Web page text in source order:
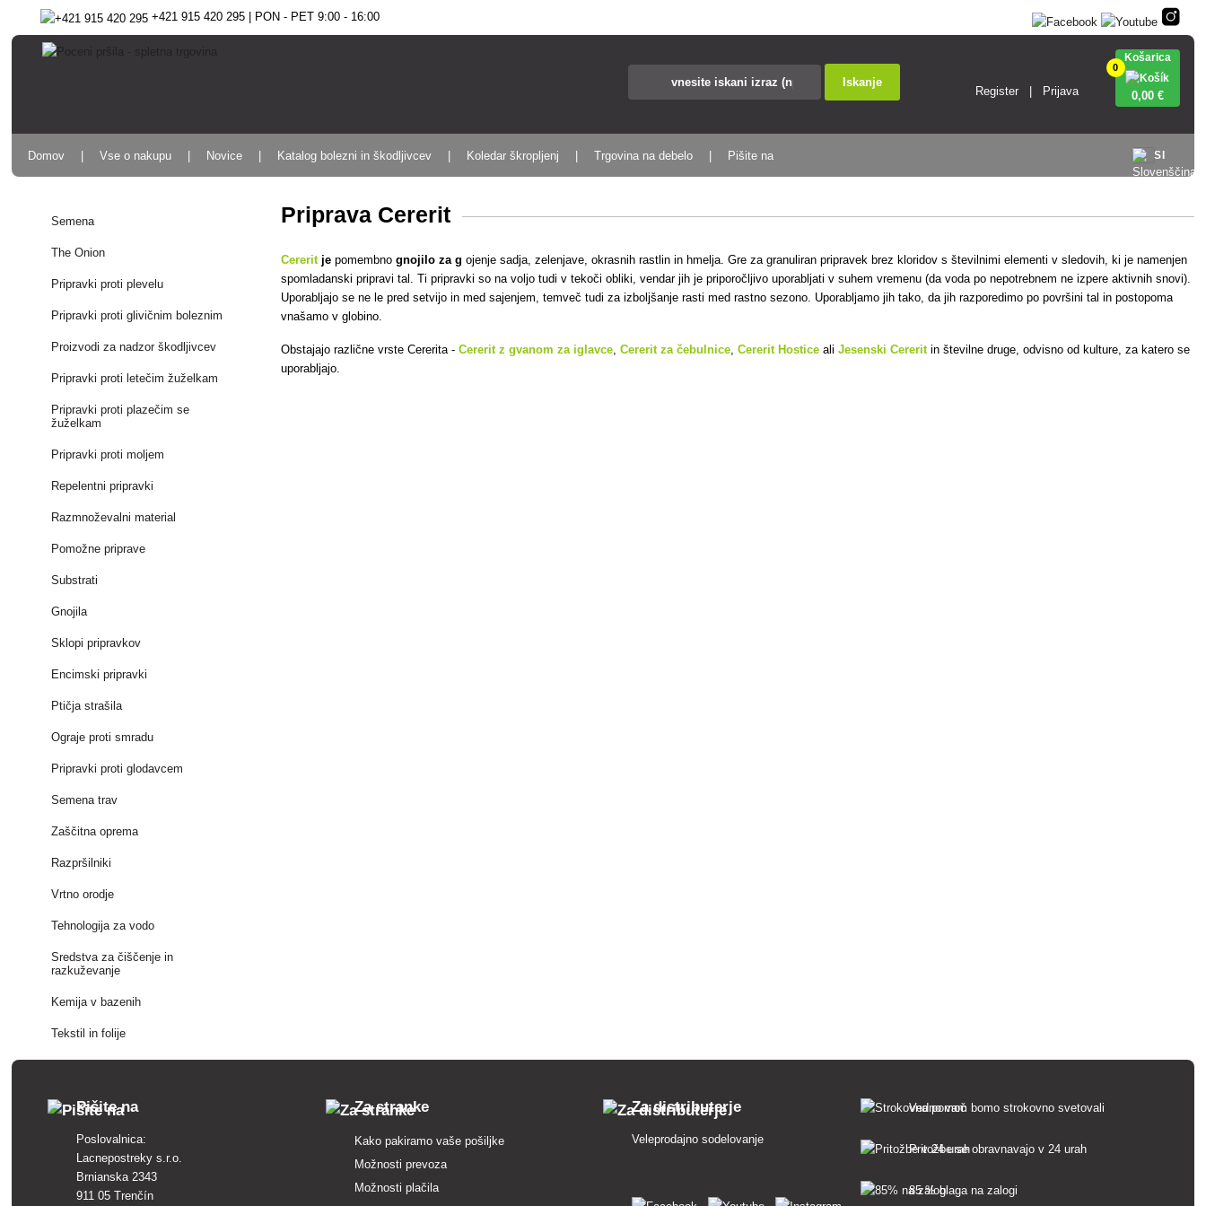
+421 915 420 295 | PON - PET 9:00 - 16:00
Iskanje
Register Prijava
0
Košarica
0,00 €
SI
Domov Vse o nakupu Novice Katalog bolezni in škodljivcev Koledar škropljenj Trgovina na debelo Pišite na
Semena
The Onion
Pripravki proti plevelu
Pripravki proti glivičnim boleznim
Proizvodi za nadzor škodljivcev
Pripravki proti letečim žuželkam
Pripravki proti plazečim se
žuželkam
Pripravki proti moljem
Repelentni pripravki
Razmnoževalni material
Pomožne priprave
Substrati
Gnojila
Sklopi pripravkov
Encimski pripravki
Ptičja strašila
Ograje proti smradu
Pripravki proti glodavcem
Semena trav
Zaščitna oprema
Razpršilniki
Vrtno orodje
Tehnologija za vodo
Sredstva za čiščenje in
razkuževanje
Kemija v bazenih
Tekstil in folije
Priprava Cererit
Cererit jepomembnognojilo za g ojenje sadja, zelenjave, okrasnih rastlin in hmelja. Gre za granuliran pripravek brez kloridov s številnimi elementi v sledovih, ki je namenjen
spomladanski pripravi tal. Ti pripravki so na voljo tudi v tekoči obliki, vendar jih je priporočljivo uporabljati v suhem vremenu (da voda po nepotrebnem ne izpere aktivnih snovi).
Uporabljajo se ne le pred setvijo in med sajenjem, temveč tudi za izboljšanje rasti med rastno sezono. Uporabljamo jih tako, da jih razporedimo po površini tal in postopoma
vnašamo v globino.
Obstajajo različne vrste Cererita -Cererit z gvanom za iglavce ,Cererit za čebulnice ,Cererit Hostice aliJesenski Cererit in številne druge, odvisno od kulture, za katero se
uporabljajo.
Pišite na
Poslovalnica:
Lacnepostreky s.r.o.
Brnianska 2343
911 05 Trenčín
Za stranke
Kako pakiramo vaše pošiljke
Možnosti prevoza
Možnosti plačila
Za distributerje
Veleprodajno sodelovanje
Vedno vam bomo strokovno svetovali
Pritožbe se obravnavajo v 24 urah
85 % blaga na zalogi